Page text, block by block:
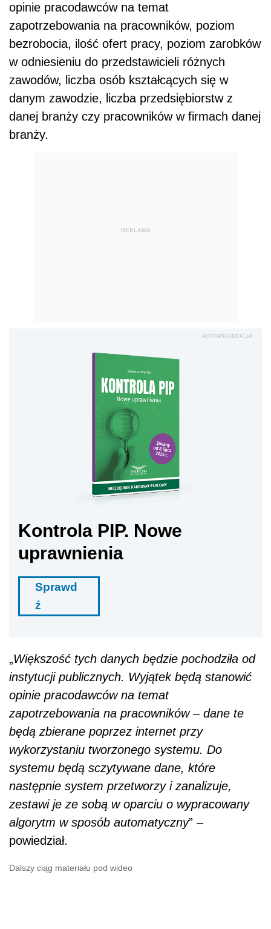
opinie pracodawców na temat
zapotrzebowania na pracowników, poziom
bezrobocia, ilość ofert pracy, poziom zarobków
w odniesieniu do przedstawicieli różnych
zawodów, liczba osób kształcących się w
danym zawodzie, liczba przedsiębiorstw z
danej branży czy pracowników w firmach danej
branży.
REKLAMA
AUTOPROMOCJA
Kontrola PIP. Nowe
uprawnienia
Sprawd
ź
„Większość tych danych będzie pochodziła od
instytucji publicznych. Wyjątek będą stanowić
opinie pracodawców na temat
zapotrzebowania na pracowników – dane te
będą zbierane poprzez internet przy
wykorzystaniu tworzonego systemu. Do
systemu będą sczytywane dane, które
następnie system przetworzy i zanalizuje,
zestawi je ze sobą w oparciu o wypracowany
algorytm w sposób automatyczny” –
powiedział.
Dalszy ciąg materiału pod wideo